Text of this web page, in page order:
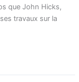
que John Hicks,
travaux sur la